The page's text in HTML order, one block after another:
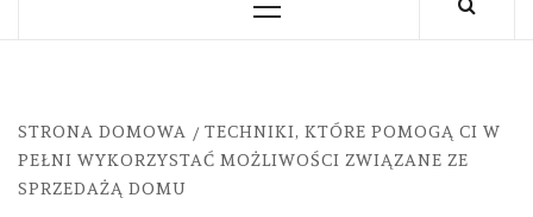
Primary
STRONA DOMOWA
TECHNIKI, KTÓRE POMOGĄ CI W
PEŁNI WYKORZYSTAĆ MOŻLIWOŚCI ZWIĄZANE ZE
SPRZEDAŻĄ DOMU